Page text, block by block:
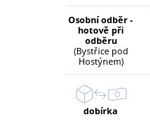
Osobní odběr -
hotově při
odběru
(Bystřice pod
Hostýnem)
dobírka